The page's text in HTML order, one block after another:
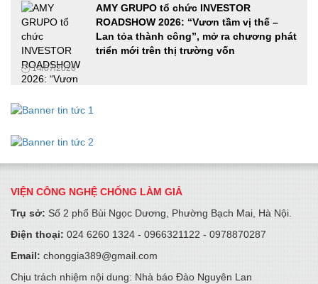
Phát động cuộc thi Samsung solve for tomorrow 2026 tại khu
vực phía Nam, hoàn thành chuỗi roadshow ba miền
19/05/2026
dục tài chính đến hơn 490 trường học trên cả nước
Tiếp tục phát động cuộc thi Samsung Solve For Tomorrow
2026 tại khu vực miền Trung
15/05/2026
Không chỉ bảo hiểm tương lai - Prudential Việt Nam còn dạy
trẻ “tự chủ tài chính” từ hôm nay
14/05/2026
AMY GRUPO tổ chức INVESTOR
ROADSHOW 2026: “Vươn tầm vị thế –
Lan tỏa thành công”, mở ra chương phát
triển mới trên thị trường vốn
14/07/2026
VIỆN CÔNG NGHỆ CHỐNG LÀM GIẢ
Trụ sở: Số 2 phố Bùi Ngọc Dương, Phường Bạch Mai, Hà Nội.
Điện thoại: 024 6260 1324 - 0966321122 - 0978870287
Email: chonggia389@gmail.com
Chịu trách nhiệm nội dung: Nhà báo Đào Nguyên Lan